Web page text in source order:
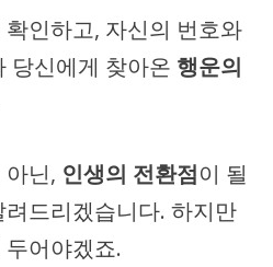
인하고, 자신의 번호와
당신에게 찾아온 행운의
닌, 인생의 전환점이 될
드리겠습니다. 하지만
어야겠죠.